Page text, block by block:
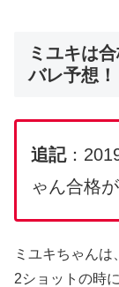
ミユキは
バレ予想！
追記：
ゃん合格
ミユキちゃん
2ショットの時